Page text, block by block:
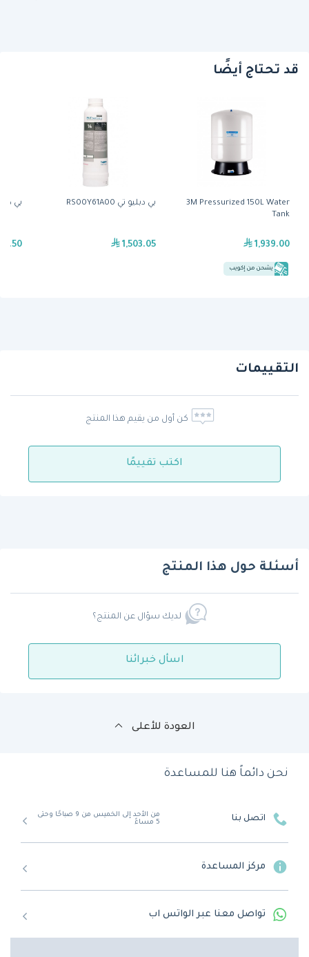
قد تحتاج أيضًا
3M Pressurized 150L Water
Tank
1,939.00
يشحن من إكويب
بي دبليو تي RS00Y61A00
1,503.05
بي دبليو
التقييمات
كن أول من يقيم هذا المنتج
اكتب تقييمًا
أسئلة حول هذا المنتج
لديك سؤال عن المنتج؟
اسأل خبرائنا
العودة للأعلى
نحن دائماً هنا للمساعدة
اتصل بنا
من الأحد إلى الخميس من 9 صباحًا وحتى
5 مساءً
مركز المساعدة
تواصل معنا عبر الواتس اب